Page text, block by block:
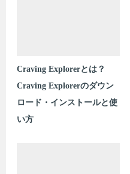
Craving Explorerとは？
Craving Explorerのダウン
ロード・インストールと使
い方